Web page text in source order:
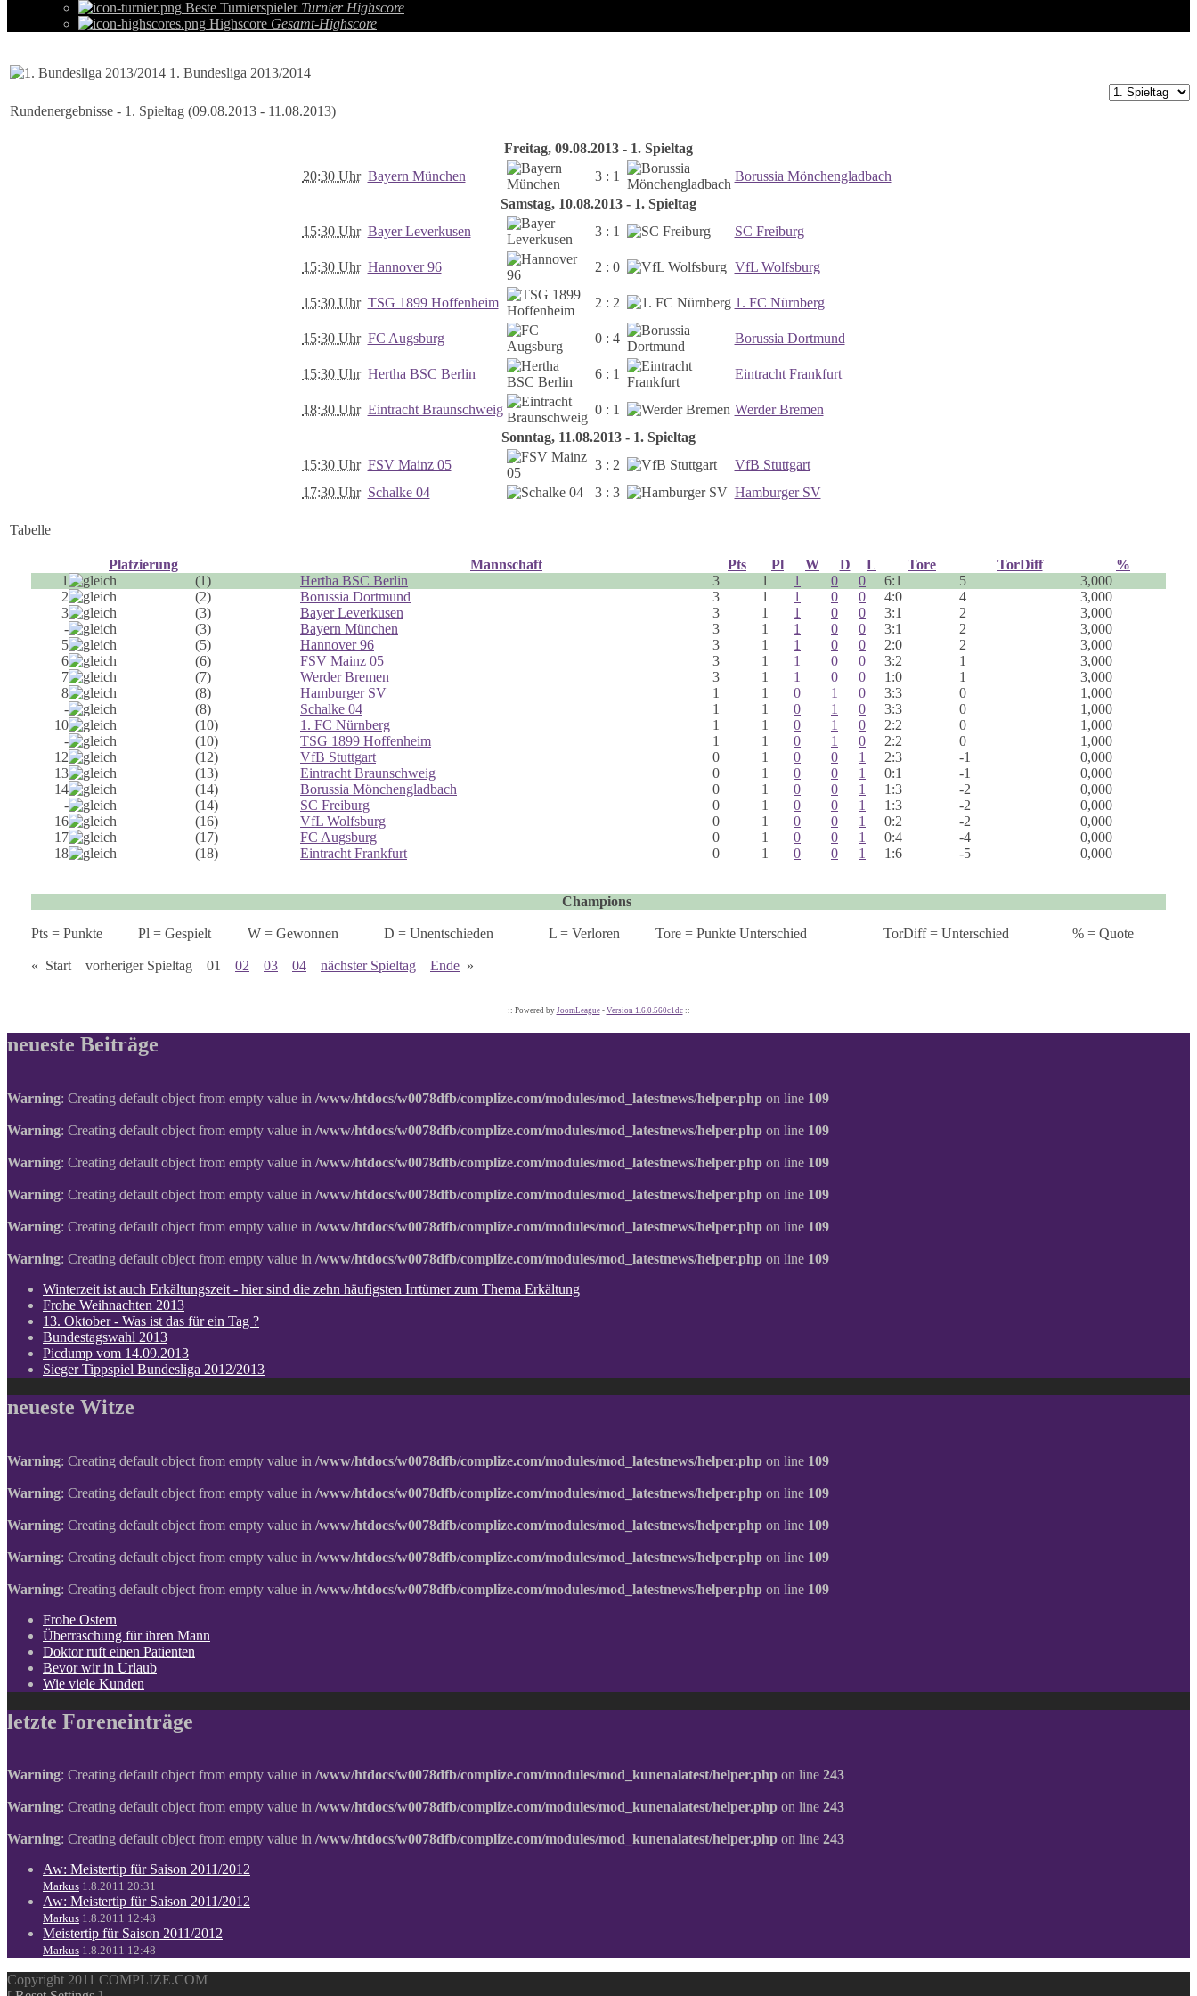
Beste Turnierspieler Turnier Highscore
Highscore Gesamt-Highscore
1. Bundesliga 2013/2014
Rundenergebnisse - 1. Spieltag (09.08.2013 - 11.08.2013)
Freitag, 09.08.2013 - 1. Spieltag
20:30 Uhr Bayern München 3 : 1
Borussia Mönchengladbach
Samstag, 10.08.2013 - 1. Spieltag
15:30 Uhr Bayer Leverkusen 3 : 1 SC Freiburg
15:30 Uhr Hannover 96 2 : 0 VfL Wolfsburg
15:30 Uhr TSG 1899 Hoffenheim 2 : 2 1. FC Nürnberg
15:30 Uhr FC Augsburg 0 : 4 Borussia Dortmund
15:30 Uhr Hertha BSC Berlin 6 : 1 Eintracht Frankfurt
18:30 Uhr Eintracht Braunschweig 0 : 1
Werder Bremen
Sonntag, 11.08.2013 - 1. Spieltag
15:30 Uhr FSV Mainz 05 3 : 2
VfB Stuttgart
17:30 Uhr Schalke 04 3 : 3 Hamburger SV
Tabelle
Platzierung Mannschaft Pts Pl W D L Tore TorDiff
%
1
(1) Hertha BSC Berlin 3 1 1 0 0 6:1 5
3,000
2
(2) Borussia Dortmund 3 1 1 0 0 4:0 4
3,000
3
(3) Bayer Leverkusen 3 1 1 0 0 3:1 2
3,000
-
(3) Bayern München 3 1 1 0 0 3:1 2
3,000
5
(5) Hannover 96 3 1 1 0 0 2:0 2
3,000
6
(6) FSV Mainz 05 3 1 1 0 0 3:2 1
3,000
7
(7) Werder Bremen 3 1 1 0 0 1:0 1
3,000
8
(8) Hamburger SV 1 1 0 1 0 3:3 0
1,000
-
(8) Schalke 04 1 1 0 1 0 3:3 0
1,000
10
(10) 1. FC Nürnberg 1 1 0 1 0 2:2 0
1,000
-
(10) TSG 1899 Hoffenheim 1 1 0 1 0 2:2 0
1,000
12
(12) VfB Stuttgart 0 1 0 0 1 2:3 -1
0,000
13
(13) Eintracht Braunschweig 0 1 0 0 1 0:1 -1
0,000
14
(14) Borussia Mönchengladbach 0 1 0 0 1 1:3 -2
0,000
-
(14) SC Freiburg 0 1 0 0 1 1:3 -2
0,000
16
(16) VfL Wolfsburg 0 1 0 0 1 0:2 -2
0,000
17
(17) FC Augsburg 0 1 0 0 1 0:4 -4
0,000
18
(18) Eintracht Frankfurt 0 1 0 0 1 1:6 -5 0,000
Champions
Pts = Punkte Pl = Gespielt W = Gewonnen D = Unentschieden L = Verloren Tore = Punkte Unterschied TorDiff = Unterschied % = Quote
« Start vorheriger Spieltag 01 02 03 04 nächster Spieltag Ende »
:: Powered by JoomLeague- Version 1.6.0.560c1dc::
neueste Beiträge
Warning: Creating default object from empty value in /www/htdocs/w0078dfb/complize.com/modules/mod_latestnews/helper.php on line 109
Warning: Creating default object from empty value in /www/htdocs/w0078dfb/complize.com/modules/mod_latestnews/helper.php on line 109
Warning: Creating default object from empty value in /www/htdocs/w0078dfb/complize.com/modules/mod_latestnews/helper.php on line 109
Warning: Creating default object from empty value in /www/htdocs/w0078dfb/complize.com/modules/mod_latestnews/helper.php on line 109
Warning: Creating default object from empty value in /www/htdocs/w0078dfb/complize.com/modules/mod_latestnews/helper.php on line 109
Warning: Creating default object from empty value in /www/htdocs/w0078dfb/complize.com/modules/mod_latestnews/helper.php on line 109
Winterzeit ist auch Erkältungszeit - hier sind die zehn häufigsten Irrtümer zum Thema Erkältung
Frohe Weihnachten 2013
13. Oktober - Was ist das für ein Tag ?
Bundestagswahl 2013
Picdump vom 14.09.2013
Sieger Tippspiel Bundesliga 2012/2013
neueste Witze
Warning: Creating default object from empty value in /www/htdocs/w0078dfb/complize.com/modules/mod_latestnews/helper.php on line 109
Warning: Creating default object from empty value in /www/htdocs/w0078dfb/complize.com/modules/mod_latestnews/helper.php on line 109
Warning: Creating default object from empty value in /www/htdocs/w0078dfb/complize.com/modules/mod_latestnews/helper.php on line 109
Warning: Creating default object from empty value in /www/htdocs/w0078dfb/complize.com/modules/mod_latestnews/helper.php on line 109
Warning: Creating default object from empty value in /www/htdocs/w0078dfb/complize.com/modules/mod_latestnews/helper.php on line 109
Frohe Ostern
Überraschung für ihren Mann
Doktor ruft einen Patienten
Bevor wir in Urlaub
Wie viele Kunden
letzte Foreneinträge
Warning: Creating default object from empty value in /www/htdocs/w0078dfb/complize.com/modules/mod_kunenalatest/helper.php on line 243
Warning: Creating default object from empty value in /www/htdocs/w0078dfb/complize.com/modules/mod_kunenalatest/helper.php on line 243
Warning: Creating default object from empty value in /www/htdocs/w0078dfb/complize.com/modules/mod_kunenalatest/helper.php on line 243
Aw: Meistertip für Saison 2011/2012
Markus 1.8.2011 20:31
Aw: Meistertip für Saison 2011/2012
Markus 1.8.2011 12:48
Meistertip für Saison 2011/2012
Markus 1.8.2011 12:48
Copyright 2011 COMPLIZE.COM